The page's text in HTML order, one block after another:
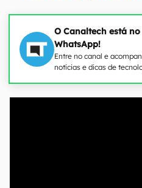
O Canaltech está no
WhatsApp!
Entre no canal e
notícias e dicas de